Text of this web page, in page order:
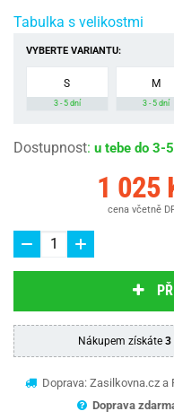
Tabulka s velikostmi
VYBERTE VARIANTU:
S
3 - 5 dní
M
3 - 5 dní
Dostupnost: u tebe do 3-
1 025
cena včetně
Nákupem získáte 3
Doprava: Zasilkovna.cz a
Doprava